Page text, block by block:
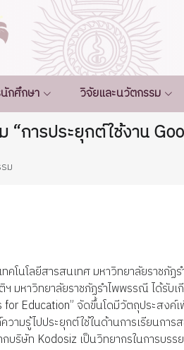
กศึกษา วิจัยและนวัตกรรม
“การประยุกต์ใช้งาน
ม
คโนโลยีสารสนเทศ มหาวิทยาลัยราช
ฯ มหาวิทยาลัยราชภัฏรำไพพรรณี ได้รั
for Education” จัดขึ้นโดมีวัตถุประสง
ามรู้ไปประยุกต์ใช้ในด้านการเรียนกา
ริษัท Kodosiz เป็นวิทยากรในการบรร